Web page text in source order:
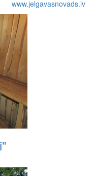
www.jelgavasnovads.lv